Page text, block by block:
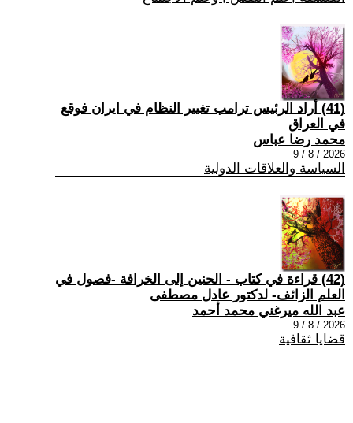
(41) أراد الرئيس ترامب تغيير النظام في ايران فوقع
في العراق
محمد رضا عباس
2026 / 8 / 9
السياسة والعلاقات الدولية
(42) قراءة في كتاب - الحنين إلى الخرافة -فصول في
العلم الزائف- لدكتور عادل مصطفى
عبد الله ميرغني محمد أحمد
2026 / 8 / 9
قضايا ثقافية